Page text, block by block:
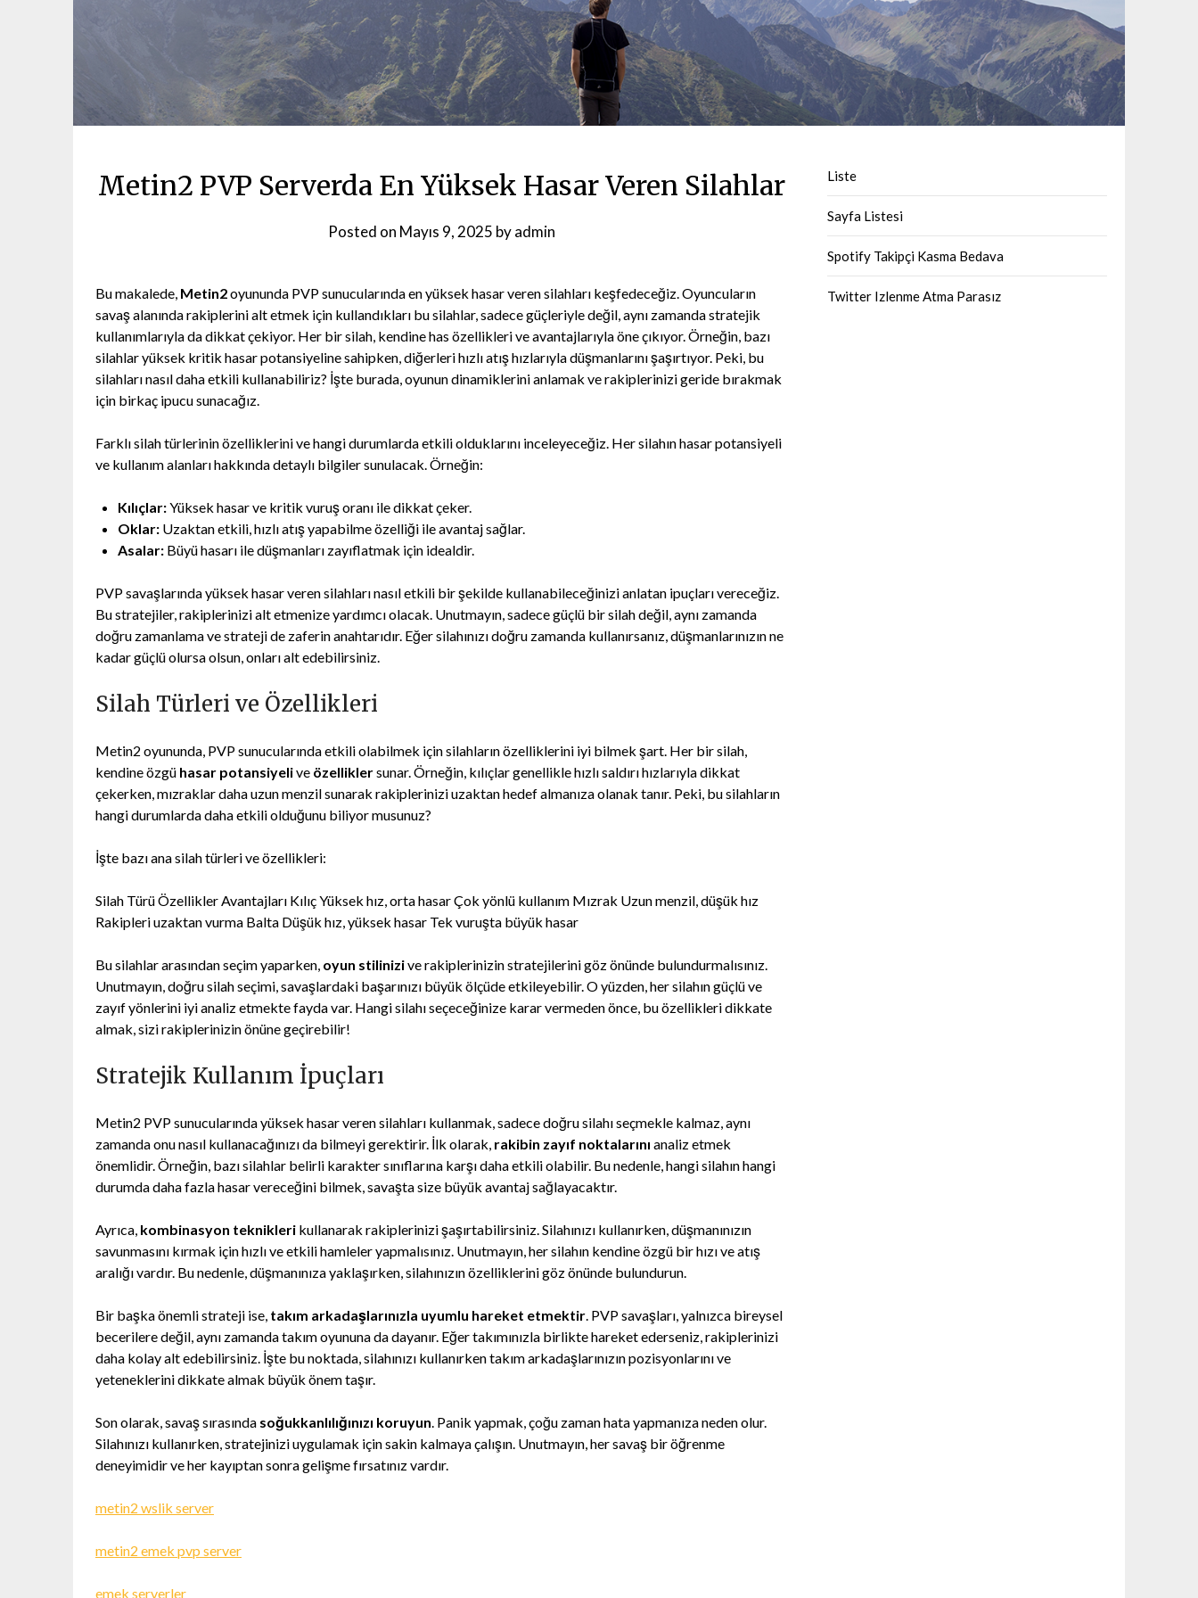
Metin2 PVP Serverda En Yüksek Hasar Veren Silahlar
Posted on Mayıs 9, 2025 byadmin
Bu makalede, Metin2oyununda PVP sunucularında en yüksek hasar veren silahları keşfedeceğiz. Oyuncuların
savaş alanında rakiplerini alt etmek için kullandıkları bu silahlar, sadece güçleriyle değil, aynı zamanda stratejik
kullanımlarıyla da dikkat çekiyor. Her bir silah, kendine has özellikleri ve avantajlarıyla öne çıkıyor. Örneğin, bazı
silahlar yüksek kritik hasar potansiyeline sahipken, diğerleri hızlı atış hızlarıyla düşmanlarını şaşırtıyor. Peki, bu
silahları nasıl daha etkili kullanabiliriz? İşte burada, oyunun dinamiklerini anlamak ve rakiplerinizi geride bırakmak
için birkaç ipucu sunacağız.
Farklı silah türlerinin özelliklerini ve hangi durumlarda etkili olduklarını inceleyeceğiz. Her silahın hasar potansiyeli
ve kullanım alanları hakkında detaylı bilgiler sunulacak. Örneğin:
Kılıçlar:Yüksek hasar ve kritik vuruş oranı ile dikkat çeker.
Oklar: Uzaktan etkili, hızlı atış yapabilme özelliği ile avantaj sağlar.
Asalar: Büyü hasarı ile düşmanları zayıflatmak için idealdir.
PVP savaşlarında yüksek hasar veren silahları nasıl etkili bir şekilde kullanabileceğinizi anlatan ipuçları vereceğiz.
Bu stratejiler, rakiplerinizi alt etmenize yardımcı olacak. Unutmayın, sadece güçlü bir silah değil, aynı zamanda
doğru zamanlama ve strateji de zaferin anahtarıdır. Eğer silahınızı doğru zamanda kullanırsanız, düşmanlarınızın ne
kadar güçlü olursa olsun, onları alt edebilirsiniz.
Silah Türleri ve Özellikleri
Metin2 oyununda, PVP sunucularında etkili olabilmek için silahların özelliklerini iyi bilmek şart. Her bir silah,
kendine özgü hasar potansiyelive özelliklersunar. Örneğin, kılıçlar genellikle hızlı saldırı hızlarıyla dikkat
çekerken, mızraklar daha uzun menzil sunarak rakiplerinizi uzaktan hedef almanıza olanak tanır. Peki, bu silahların
hangi durumlarda daha etkili olduğunu biliyor musunuz?
İşte bazı ana silah türleri ve özellikleri:
Silah Türü Özellikler Avantajları Kılıç Yüksek hız, orta hasar Çok yönlü kullanım Mızrak Uzun menzil, düşük hız
Rakipleri uzaktan vurma Balta Düşük hız, yüksek hasar Tek vuruşta büyük hasar
Bu silahlar arasından seçim yaparken, oyun stilinizive rakiplerinizin stratejilerini göz önünde bulundurmalısınız.
Unutmayın, doğru silah seçimi, savaşlardaki başarınızı büyük ölçüde etkileyebilir. O yüzden, her silahın güçlü ve
zayıf yönlerini iyi analiz etmekte fayda var. Hangi silahı seçeceğinize karar vermeden önce, bu özellikleri dikkate
almak, sizi rakiplerinizin önüne geçirebilir!
Stratejik Kullanım İpuçları
Metin2 PVP sunucularında yüksek hasar veren silahları kullanmak, sadece doğru silahı seçmekle kalmaz, aynı
zamanda onu nasıl kullanacağınızı da bilmeyi gerektirir. İlk olarak, rakibin zayıf noktalarını analiz etmek
önemlidir. Örneğin, bazı silahlar belirli karakter sınıflarına karşı daha etkili olabilir. Bu nedenle, hangi silahın hangi
durumda daha fazla hasar vereceğini bilmek, savaşta size büyük avantaj sağlayacaktır.
Ayrıca, kombinasyon teknikleri kullanarak rakiplerinizi şaşırtabilirsiniz. Silahınızı kullanırken, düşmanınızın
savunmasını kırmak için hızlı ve etkili hamleler yapmalısınız. Unutmayın, her silahın kendine özgü bir hızı ve atış
aralığı vardır. Bu nedenle, düşmanınıza yaklaşırken, silahınızın özelliklerini göz önünde bulundurun.
Bir başka önemli strateji ise, takım arkadaşlarınızla uyumlu hareket etmektir. PVP savaşları, yalnızca bireysel
becerilere değil, aynı zamanda takım oyununa da dayanır. Eğer takımınızla birlikte hareket ederseniz, rakiplerinizi
daha kolay alt edebilirsiniz. İşte bu noktada, silahınızı kullanırken takım arkadaşlarınızın pozisyonlarını ve
yeteneklerini dikkate almak büyük önem taşır.
Son olarak, savaş sırasında soğukkanlılığınızı koruyun. Panik yapmak, çoğu zaman hata yapmanıza neden olur.
Silahınızı kullanırken, stratejinizi uygulamak için sakin kalmaya çalışın. Unutmayın, her savaş bir öğrenme
deneyimidir ve her kayıptan sonra gelişme fırsatınız vardır.
metin2 wslik server
metin2 emek pvp server
emek serverler
Liste
Sayfa Listesi
Spotify Takipçi Kasma Bedava
Twitter Izlenme Atma Parasız